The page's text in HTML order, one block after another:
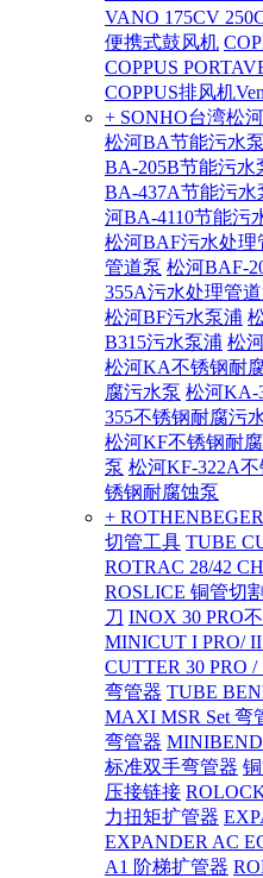
VANO 175CV
便携式鼓风机
COPPUS
COPPUS排风机
+ SONHO台湾松
松河BA节能污水泵
BA-205B节能污水
BA-437A节能污水
河BA-4110节能污
松河BAF污水处理
管道泵 松河BAF-
355A污水处理管
松河BF污水泵浦
B315污水泵浦 松
松河KA不锈钢耐
腐污水泵 松河KA-
355不锈钢耐腐污
松河KF不锈钢耐
泵 松河KF-322A
锈钢耐腐蚀泵
+
切管工具 TUBE
ROTRAC 28/42
ROSLICE 铜管切
刀 INOX 30 PRO
MINICUT I PRO/
CUTTER 30 PRO
弯管器 TUBE
MAXI MSR Set
弯管器
标准双手弯管器
压接链接
力扭矩扩管器
EXPANDER AC
A1 阶梯扩管器